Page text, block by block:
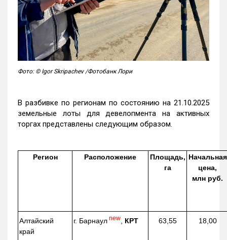
Фото: © Igor Skripachev /Фотобанк Лори
В разбивке по регионам по состоянию на 21.10.2025
земельные лоты для девелопмента на активных
торгах представлены следующим образом.
Регион Расположение
Площадь,
га
Начальная
цена,
млн руб.
Алтайский
край
г. Барнаул new КРТ 63,55 18,00